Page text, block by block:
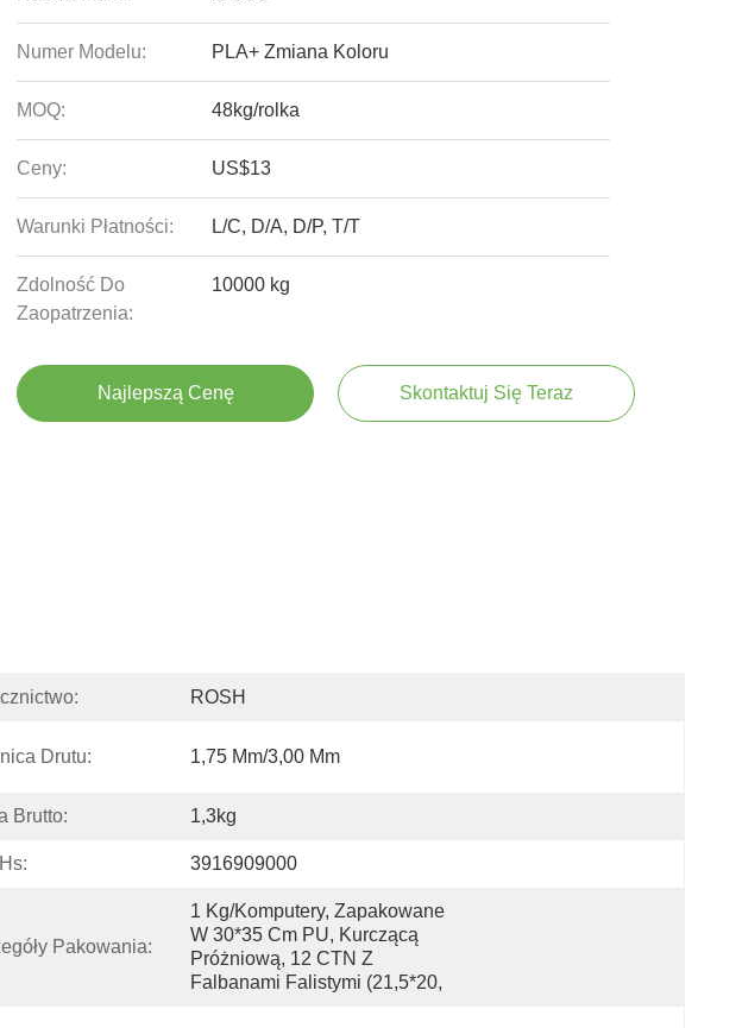
Numer Modelu: PLA+ Zmiana Koloru
MOQ: 48kg/rolka
Ceny: US$13
Warunki Płatności: L/C, D/A, D/P, T/T
Zdolność Do
Zaopatrzenia:
10000 kg
Najlepszą Cenę Skontaktuj Się Teraz
ROSH
Drutu: 1,75 Mm/3,00 Mm
Brutto: 1,3kg
3916909000
Pakowania:
1 Kg/komputery, Zapakowane
W 30*35 Cm PU, Kurczącą
Próżniową, 12 CTN Z
Falbanami Falistymi (21,5*20,